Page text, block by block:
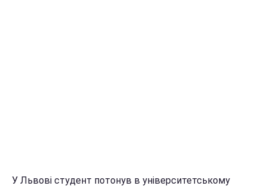
У Львові студент потонув в університетському